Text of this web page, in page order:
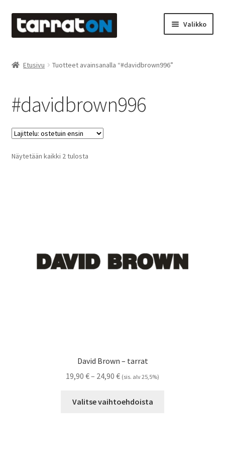
Siirry
navigointiin
Siirry
sisältöön
Valikko
Laserleikkaus & -kaiverrus
Mainosteippaukset & teippausten poisto
Muovitarrat & tulostetut tarrat
Silityskuvioiden kiinnitysohjeet
Etusivu Tuotteet avainsanalla “#davidbrown996”
#davidbrown996
Näytetään kaikki 2 tulostaSuosituimmat
David Brown – tarrat
19,90 €– 24,90 €Hintaluokka:
-
(sis. alv 25,5%)
Valitse vaihtoehdoista